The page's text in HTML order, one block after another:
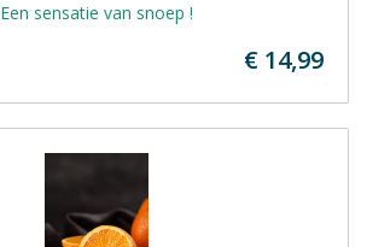
Een sensatie van snoep !
€ 14,99